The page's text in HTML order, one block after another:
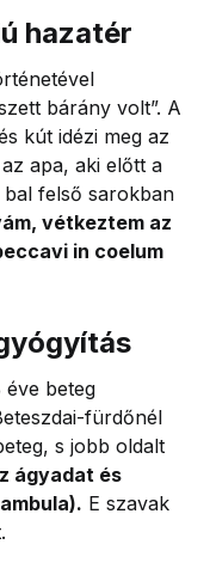
hazatér
bárány volt”. A
kút idézi meg az
apa, aki előtt a
felső sarokban
vétkeztem az
in coelum
beteg
fürdőnél
s jobb oldalt
ágyadat és
E szavak